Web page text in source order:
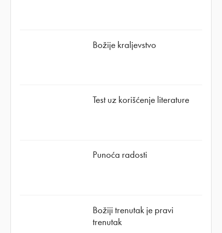
Božije kraljevstvo
Test uz korišćenje literature
Punoća radosti
Božiji trenutak je pravi
trenutak